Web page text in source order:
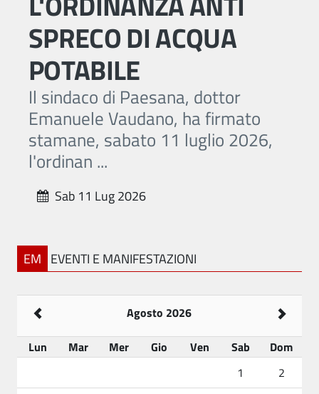
SPRECO DI ACQUA
POTABILE
Il sindaco di Paesana, dottor
Emanuele Vaudano, ha firmato
stamane, sabato 11 luglio 2026,
l'ordinan ...
Sab 11 Lug 2026
EM EVENTI E MANIFESTAZIONI
Agosto 2026
Lun
Mar Mer Gio Ven Sab
Dom
1
2